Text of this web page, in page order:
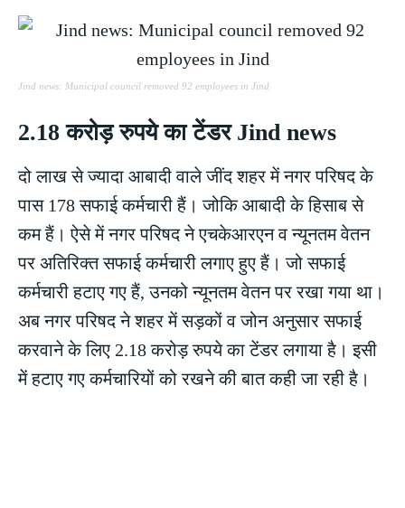
Jind news: Municipal council removed 92 employees in Jind
2.18 करोड़ रुपये का टेंडर Jind news
दो लाख से ज्यादा आबादी वाले जींद शहर में नगर परिषद के
पास 178 सफाई कर्मचारी हैं। जोकि आबादी के हिसाब से
कम हैं। ऐसे में नगर परिषद ने एचकेआरएन व न्यूनतम वेतन
पर अतिरिक्त सफाई कर्मचारी लगाए हुए हैं। जो सफाई
कर्मचारी हटाए गए हैं, उनको न्यूनतम वेतन पर रखा गया था।
अब नगर परिषद ने शहर में सड़कों व जोन अनुसार सफाई
करवाने के लिए 2.18 करोड़ रुपये का टेंडर लगाया है। इसी
में हटाए गए कर्मचारियों को रखने की बात कही जा रही है।